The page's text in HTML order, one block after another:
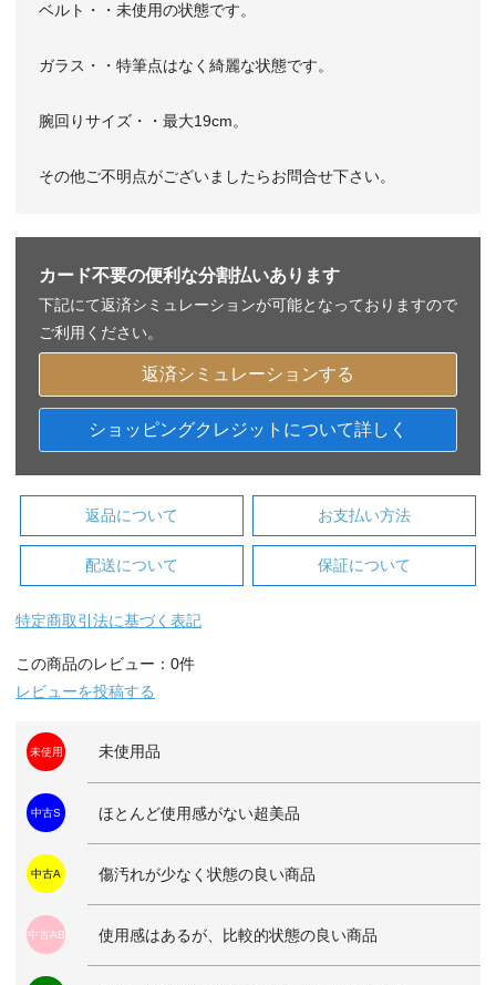
ベルト・・未使用の状態です。
ガラス・・特筆点はなく綺麗な状態です。
腕回りサイズ・・最大19cm。
その他ご不明点がございましたらお問合せ下さい。
カード不要の便利な分割払いあります
下記にて返済シミュレーションが可能となっておりますので
ご利用ください。
返済シミュレーションする
ショッピングクレジットについて詳しく
返品について お支払い方法
配送について 保証について
特定商取引法に基づく表記
この商品のレビュー：0件
レビューを投稿する
未使用 未使用品
中古S ほとんど使用感がない超美品
中古A 傷汚れが少なく状態の良い商品
中古AB 使用感はあるが、比較的状態の良い商品